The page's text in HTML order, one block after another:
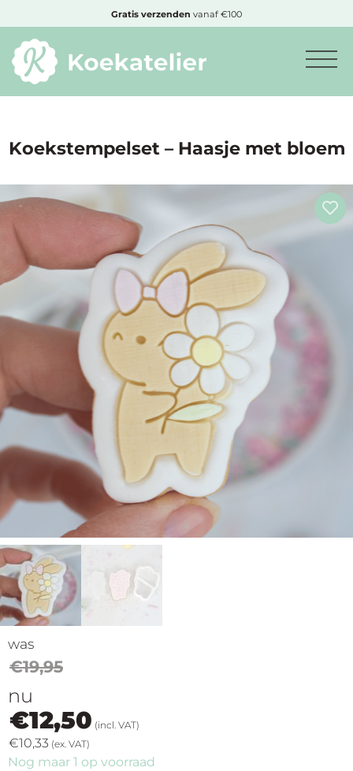
Minimum
Nieuwe
producten
Producten
op
Producten
thema
Maatwerk
Cursussen
Gratis
Outlet
Gratis verzenden vanaf €100
Koekstempelset – Haasje met bloem
was
€19,95
nu
€12,50 (incl. VAT)
€10,33 (ex. VAT)
Nog maar 1 op voorraad